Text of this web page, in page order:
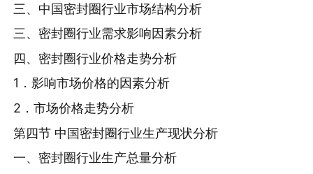
三、中国密封圈行业市场结构分析
三、密封圈行业需求影响因素分析
四、密封圈行业价格走势分析
1．影响市场价格的因素分析
2．市场价格走势分析
第四节 中国密封圈行业生产现状分析
一、密封圈行业生产总量分析